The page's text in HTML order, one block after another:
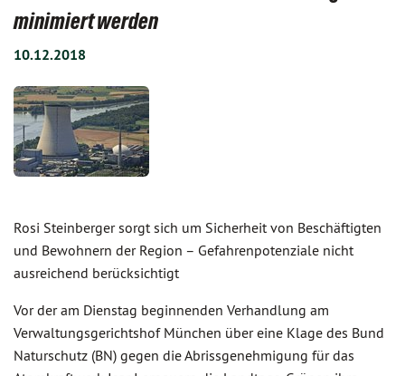
minimiert werden
10.12.2018
Rosi Steinberger sorgt sich um Sicherheit von Beschäftigten
und Bewohnern der Region – Gefahrenpotenziale nicht
ausreichend berücksichtigt
Vor der am Dienstag beginnenden Verhandlung am
Verwaltungsgerichtshof München über eine Klage des Bund
Naturschutz (BN) gegen die Abrissgenehmigung für das